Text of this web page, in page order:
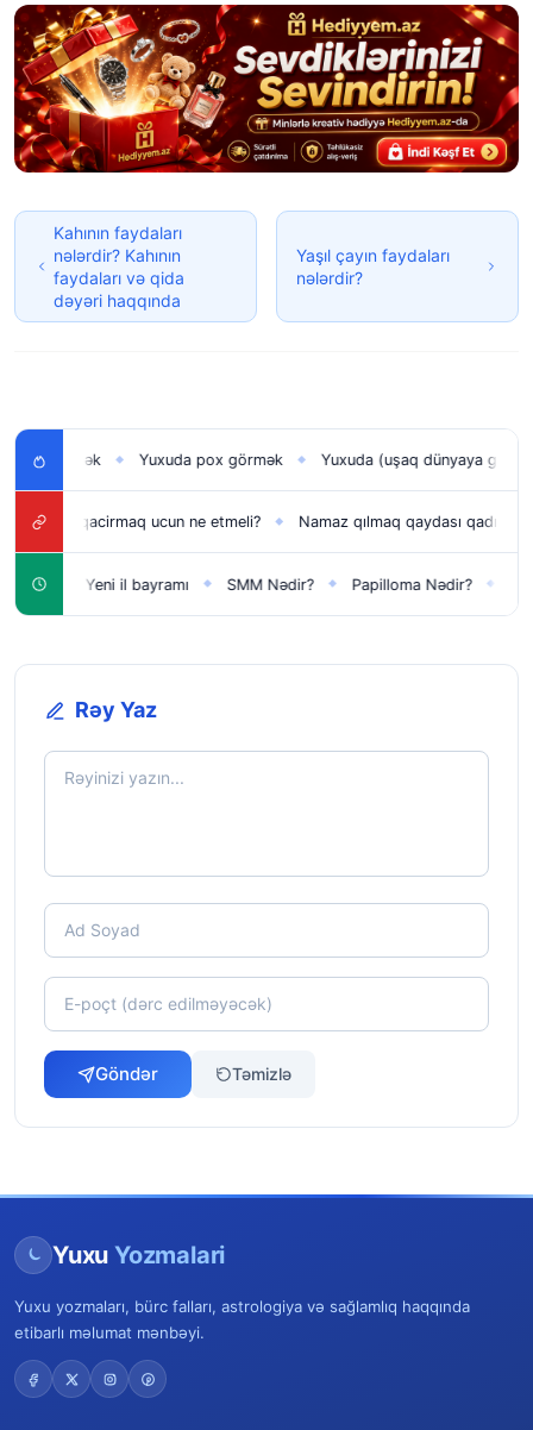
Kahının faydaları
nələrdir? Kahının
faydaları və qida
dəyəri haqqında
Yaşıl çayın faydaları
nələrdir?
Yuxuda pox görmək ◆ Yuxuda (uşaq dünyaya gətirmək)
qacirmaq ucun ne etmeli? ◆ Namaz qılmaq qaydası qadınlar üçün
◆ Yeni il bayramı ◆ SMM Nədir? ◆ Papilloma Nədir? ◆
Rəy Yaz
Göndər Təmizlə
Yuxu Yozmalari
Yuxu yozmaları, bürc falları, astrologiya və sağlamlıq haqqında
etibarlı məlumat mənbəyi.